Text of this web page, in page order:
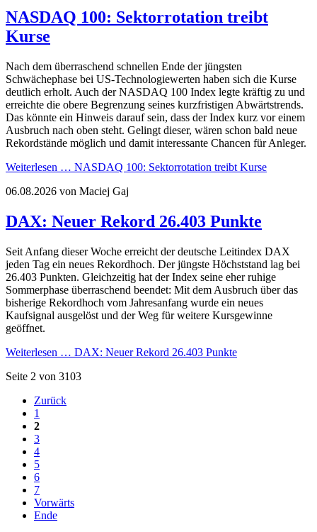
NASDAQ 100: Sektorrotation treibt
Kurse
Nach dem überraschend schnellen Ende der jüngsten
Schwächephase bei US-Technologiewerten haben sich die Kurse
deutlich erholt. Auch der NASDAQ 100 Index legte kräftig zu und
erreichte die obere Begrenzung seines kurzfristigen Abwärtstrends.
Das könnte ein Hinweis darauf sein, dass der Index kurz vor einem
Ausbruch nach oben steht. Gelingt dieser, wären schon bald neue
Rekordstände möglich und damit interessante Chancen für Anleger.
Weiterlesen … NASDAQ 100: Sektorrotation treibt Kurse
06.08.2026 von Maciej Gaj
DAX: Neuer Rekord 26.403 Punkte
Seit Anfang dieser Woche erreicht der deutsche Leitindex DAX
jeden Tag ein neues Rekordhoch. Der jüngste Höchststand lag bei
26.403 Punkten. Gleichzeitig hat der Index seine eher ruhige
Sommerphase überraschend beendet: Mit dem Ausbruch über das
bisherige Rekordhoch vom Jahresanfang wurde ein neues
Kaufsignal ausgelöst und der Weg für weitere Kursgewinne
geöffnet.
Weiterlesen … DAX: Neuer Rekord 26.403 Punkte
Seite 2 von 3103
Zurück
1
2
3
4
5
6
7
Vorwärts
Ende